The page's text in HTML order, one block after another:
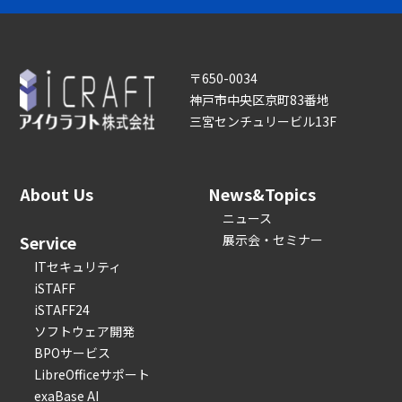
〒650-0034
神戸市中央区京町83番地
三宮センチュリービル13F
About Us
Service
ITセキュリティ
iSTAFF
iSTAFF24
ソフトウェア開発
BPOサービス
LibreOfficeサポート
exaBase AI
News&Topics
ニュース
展示会・セミナー